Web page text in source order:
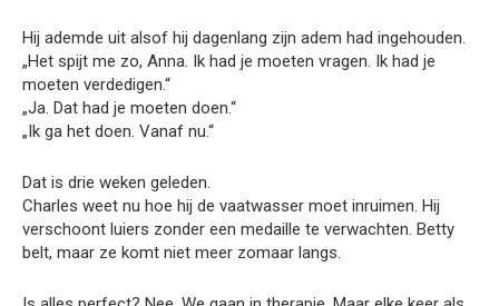
Hij ademde uit alsof hij dagenlang zijn adem had ingehouden.
„Het spijt me zo, Anna. Ik had je moeten vragen. Ik had je
moeten verdedigen.“
„Ja. Dat had je moeten doen.“
„Ik ga het doen. Vanaf nu.“
Dat is drie weken geleden.
Charles weet nu hoe hij de vaatwasser moet inruimen. Hij
verschoont luiers zonder een medaille te verwachten. Betty
belt, maar ze komt niet meer zomaar langs.